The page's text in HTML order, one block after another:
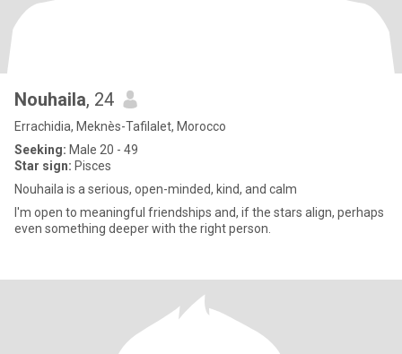
Nouhaila, 24
Errachidia, Meknès-Tafilalet, Morocco
Seeking: Male 20 - 49
Star sign: Pisces
Nouhaila is a serious, open-minded, kind, and calm
I'm open to meaningful friendships and, if the stars align, perhaps
even something deeper with the right person.